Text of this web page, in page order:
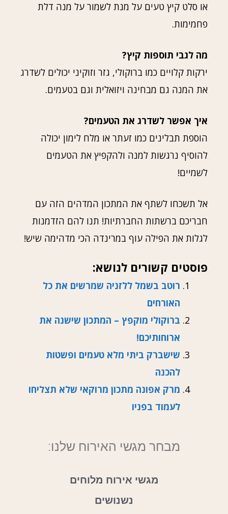
או סלט קיץ טעים על מנת לשמור על מנה דלת
פחמימות.
מה לגבי תוספות קיץ?
ירקות קלויים כמו ברוקולי, גזר וזוקיני יכולים לשדרג
את המנה גם מבחינה ויזואלית וגם בטעמים.
איך אפשר לשדרג את הטעמים?
הוספת תבלינים כמו זעתר או מלח לימון יכולה
להוסיף נרגשות למנה ולהקפיץ את הטעמים
לשמיים!
אל תשכחו לשתף את המתכון המדהים הזה עם
חבריכם ברשתות החברתיות! תנו להם הזדמנות
לגלות את הפילה עוף במרינדה הכי מדהימה שיש!
פוסטים קשורים לנושא:
רוטב בשמל ללזניה שמרשים את כל
האורחים
ברוקולי מוקפץ – המתכון שישנה את
ארוחותיכם!
שישברק ביתי מלא טעמים ופשטות
להכנה
מרק אפונה מתכון מרוקאי שלא תצליחו
לעמוד בפניו
מבחר מגשי האירוח שלנו:
מגשי אירוח מלוחים
נשנושים